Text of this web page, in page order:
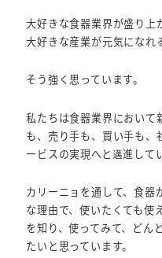
大好きな食器業界が盛り上
大好きな産業が元気になれ
そう強く思っています。
私たちは食器業界において
も、売り手も、買い手も、
ービスの実現へと邁進して
カリーニョを通して、食器
な理由で、使いたくても使
を知り、使ってみて、どん
たいと思っています。